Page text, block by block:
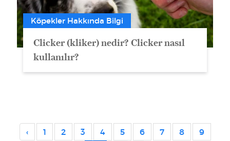
Köpekler Hakkında Bilgi
Clicker (kliker) nedir? Clicker nasıl
kullanılır?
‹ 1 2 3 4 5 6 7 8
9